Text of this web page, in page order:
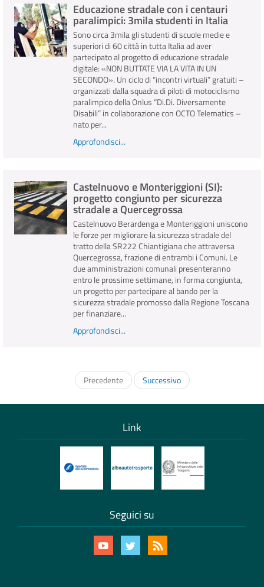
Educazione stradale con i centauri
paralimpici: 3mila studenti in Italia
Sono circa 3mila gli studenti di scuole medie e
superiori di 60 città in tutta Italia ad aver
partecipato al progetto di educazione stradale
digitale: «NON BUTTATE VIA LA VITA IN UN
SECONDO». Un ciclo di “incontri virtuali” gratuiti –
organizzati dalla squadra di piloti di motociclismo
paralimpico della Onlus “Di.Di. Diversamente
Disabili” in collaborazione con OCTO Telematics –
nato per...
Approfondisci...
Castelnuovo e Monteriggioni (SI):
progetto congiunto per sicurezza
stradale a Quercegrossa
Castelnuovo Berardenga e Monteriggioni uniscono
le forze per migliorare la sicurezza stradale del
tratto della SR222 Chiantigiana che attraversa
Quercegrossa, frazione di entrambi i Comuni. Le
due amministrazioni comunali presenteranno
entro le prossime settimane, in forma congiunta,
un progetto per partecipare al bando per la
sicurezza stradale promosso dalla Regione Toscana
per finanziare...
Approfondisci...
Precedente Successivo
Link
Seguici su